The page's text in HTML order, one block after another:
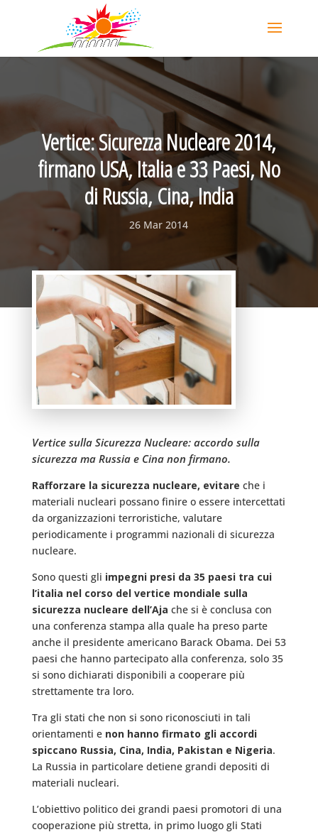
Vertice: Sicurezza Nucleare 2014,
firmano USA, Italia e 33 Paesi, No
di Russia, Cina, India
26 Mar 2014
Vertice sulla Sicurezza Nucleare: accordo sulla
sicurezza ma Russia e Cina non firmano.
Rafforzare la sicurezza nucleare, evitare che i
materiali nucleari possano finire o essere intercettati
da organizzazioni terroristiche, valutare
periodicamente i programmi nazionali di sicurezza
nucleare.
Sono questi gli impegni presi da 35 paesi tra cui
l’italia nel corso del vertice mondiale sulla
sicurezza nucleare dell’Aja che si è conclusa con
una conferenza stampa alla quale ha preso parte
anche il presidente americano Barack Obama. Dei 53
paesi che hanno partecipato alla conferenza, solo 35
si sono dichiarati disponibili a cooperare più
strettamente tra loro.
Tra gli stati che non si sono riconosciuti in tali
orientamenti e non hanno firmato gli accordi
spiccano Russia, Cina, India, Pakistan e Nigeria.
La Russia in particolare detiene grandi depositi di
materiali nucleari.
L’obiettivo politico dei grandi paesi promotori di una
cooperazione più stretta, in primo luogo gli Stati